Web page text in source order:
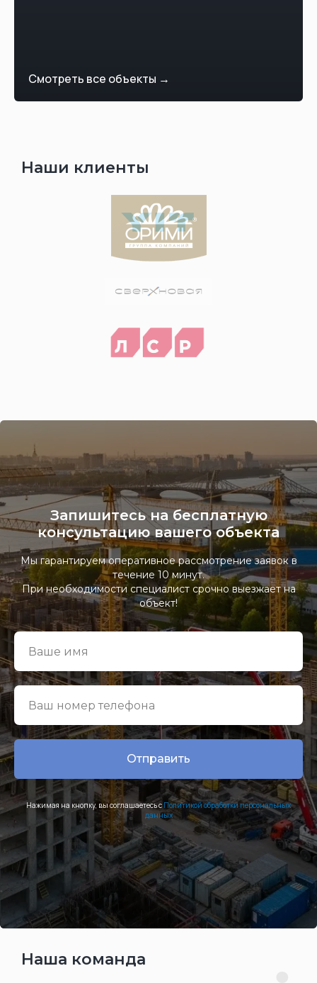
Смотреть все объекты →
Наши клиенты
течение 10 минут.
При необходимости специалист срочно выезжает на
объект!
Отправить
Нажимая на кнопку, вы соглашаетесь с Политикой обработки персональных
Наша команда